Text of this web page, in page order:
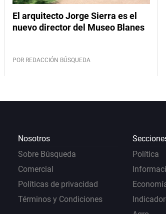
El arquitecto Jorge Sierra es el
nuevo director del Museo Blanes
POR REDACCIÓN BÚSQUEDA
Nosotros
Sobre Búsqueda
Comercial
Políticas de privacidad
Términos y Condiciones
Política